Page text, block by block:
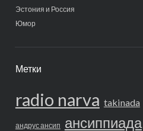
Эстония и Россия
Юмор
Метки
radio narva takinada
андрус ансип ансиппиада